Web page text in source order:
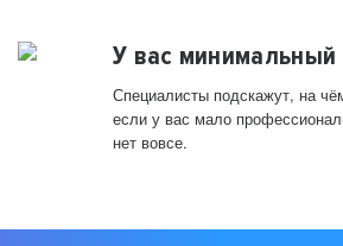
У вас минимальный
Специалисты подскажут, на
если у вас мало
нет вовсе.